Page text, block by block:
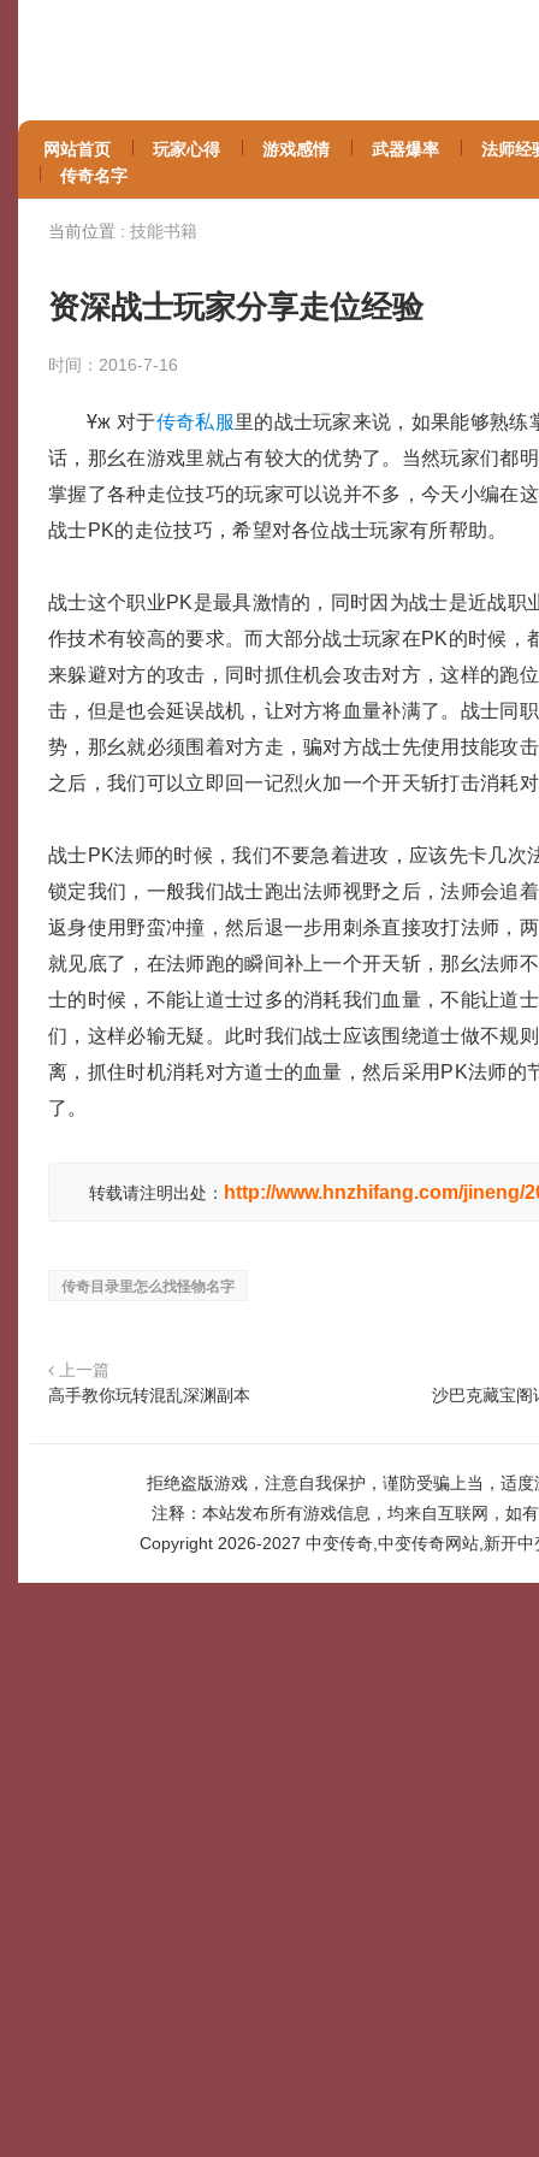
网站首页 玩家心得 游戏感情 武器爆率
法师经
传奇名字
当前位置 : 技能书籍
资深战士玩家分享走位经验
时间：2016-7-16
Ұж 对于传奇私服里的战士玩家来说，如果能够熟练
话，那幺在游戏里就占有较大的优势了。当然玩家们都
掌握了各种走位技巧的玩家可以说并不多，今天小编在
战士PK的走位技巧，希望对各位战士玩家有所帮助。
战士这个职业PK是最具激情的，同时因为战士是近战职
作技术有较高的要求。而大部分战士玩家在PK的时候，
来躲避对方的攻击，同时抓住机会攻击对方，这样的跑
击，但是也会延误战机，让对方将血量补满了。战士同
势，那幺就必须围着对方走，骗对方战士先使用技能攻
之后，我们可以立即回一记烈火加一个开天斩打击消耗
战士PK法师的时候，我们不要急着进攻，应该先卡几次
锁定我们，一般我们战士跑出法师视野之后，法师会追
返身使用野蛮冲撞，然后退一步用刺杀直接攻打法师，
就见底了，在法师跑的瞬间补上一个开天斩，那幺法师
士的时候，不能让道士过多的消耗我们血量，不能让道
们，这样必输无疑。此时我们战士应该围绕道士做不规
离，抓住时机消耗对方道士的血量，然后采用PK法师的
了。
转载请注明出处： http://www.hnzhifang.com/jineng/
传奇目录里怎么找怪物名字
上一篇
高手教你玩转混乱深渊副本
沙巴克藏宝阁
拒绝盗版游戏，注意自我保护，谨防受骗上当，适
注释：本站发布所有游戏信息，均来自互联网，如
Copyright 2026-2027 中变传奇,中变传奇网站,新开